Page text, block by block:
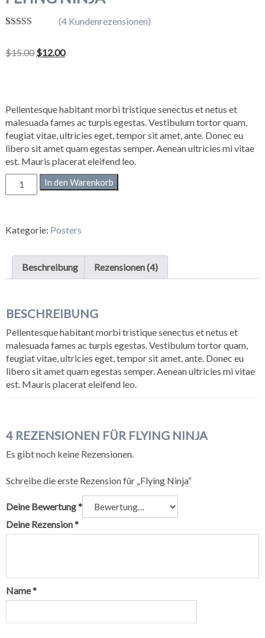
von 5,
(4 Kundenrezensionen)
$15.00 Ursprünglicher
$12.00Aktueller
Pellentesque habitant morbi tristique senectus et netus et
malesuada fames ac turpis egestas. Vestibulum tortor quam,
feugiat vitae, ultricies eget, tempor sit amet, ante. Donec eu
libero sit amet quam egestas semper. Aenean ultricies mi vitae
est. Mauris placerat eleifend leo.
Flying
Ninja
In den Warenkorb
Kategorie: Posters
Beschreibung Rezensionen (4)
BESCHREIBUNG
Pellentesque habitant morbi tristique senectus et netus et
malesuada fames ac turpis egestas. Vestibulum tortor quam,
feugiat vitae, ultricies eget, tempor sit amet, ante. Donec eu
libero sit amet quam egestas semper. Aenean ultricies mi vitae
est. Mauris placerat eleifend leo.
4 REZENSIONEN FÜR FLYING NINJA
Es gibt noch keine Rezensionen.
Schreibe die erste Rezension für „Flying Ninja“
Deine Bewertung*
Deine Rezension*
Name*